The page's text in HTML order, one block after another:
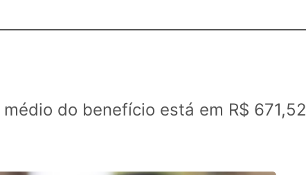
do benefício está em R$ 671,52